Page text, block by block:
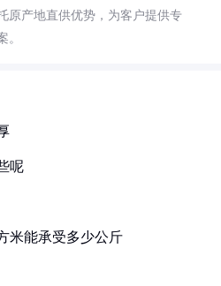
原产地直供优势，为客户提供专
。
呢
米能承受多少公斤